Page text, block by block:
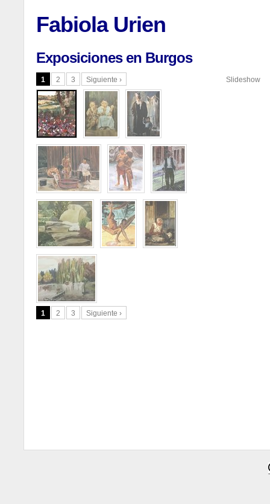
Fabiola Urien
Exposiciones en Burgos
Slideshow
1 2 3 Siguiente ›
1 2 3 Siguiente ›